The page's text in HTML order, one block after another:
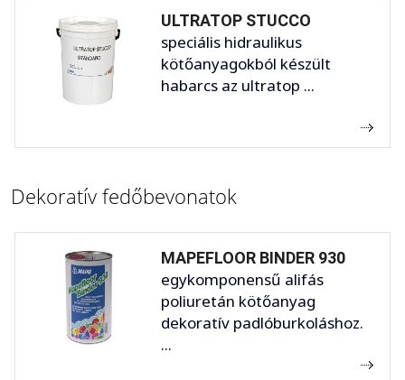
ULTRATOP STUCCO
speciális hidraulikus
kötőanyagokból készült
habarcs az ultratop ...
Dekoratív fedőbevonatok
MAPEFLOOR BINDER 930
egykomponensű alifás
poliuretán kötőanyag
dekoratív padlóburkoláshoz.
...